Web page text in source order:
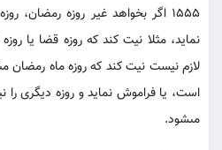
1555 اگر بخواهد غير روزه رمضان،
نمايد، مثلا نيت كند كه روزه قضا يا
لازم نيست نيت كند كه روزه ماه رمضان
است، يا فراموش نمايد و روزه ديگرى
مى‏شود.